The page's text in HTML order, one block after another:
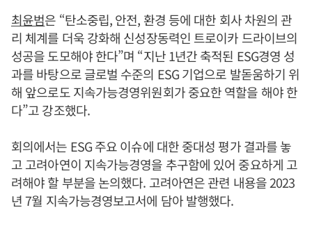
최윤범은 “탄소중립, 안전, 환경 등에 대한 회사 차원의 관
리 체계를 더욱 강화해 신성장동력인 트로이카 드라이브의
성공을 도모해야 한다”며 “지난 1년간 축적된 ESG경영 성
과를 바탕으로 글로벌 수준의 ESG 기업으로 발돋움하기 위
해 앞으로도 지속가능경영위원회가 중요한 역할을 해야 한
다”고 강조했다.
회의에서는 ESG 주요 이슈에 대한 중대성 평가 결과를 놓
고 고려아연이 지속가능경영을 추구함에 있어 중요하게 고
려해야 할 부분을 논의했다. 고려아연은 관련 내용을 2023
년 7월 지속가능경영보고서에 담아 발행했다.